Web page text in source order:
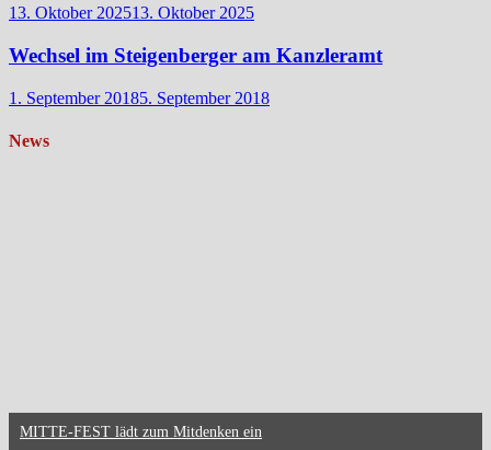
13. Oktober 202513. Oktober 2025
Wechsel im Steigenberger am Kanzleramt
1. September 20185. September 2018
News
MITTE-FEST lädt zum Mitdenken ein